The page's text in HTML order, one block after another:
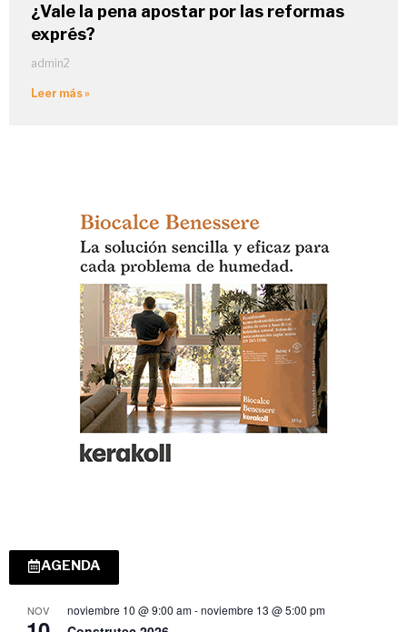
¿Vale la pena apostar por las reformas
exprés?
admin2
Leer más »
AGENDA
NOV noviembre 10 @ 9:00 am-noviembre 13 @ 5:00 pm